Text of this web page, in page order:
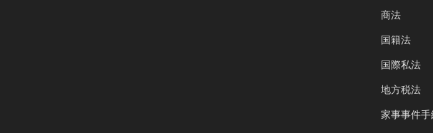
商法
国籍法
国際私法
地方税法
家事事件手